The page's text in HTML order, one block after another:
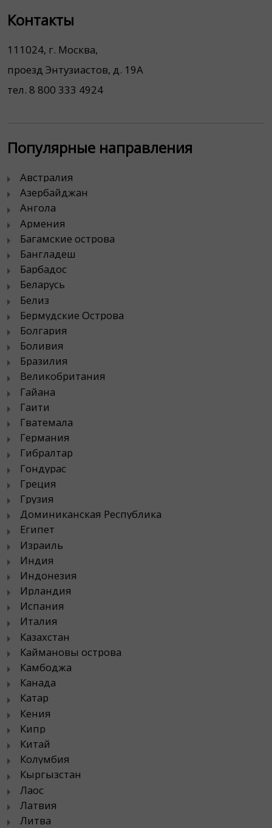
Контакты
111024, г. Москва,
проезд Энтузиастов, д. 19А
тел. 8 800 333 4924
Популярные направления
Австралия
Азербайджан
Ангола
Армения
Багамские острова
Бангладеш
Барбадос
Беларусь
Белиз
Бермудские Острова
Болгария
Боливия
Бразилия
Великобритания
Гайана
Гаити
Гватемала
Германия
Гибралтар
Гондурас
Греция
Грузия
Доминиканская Республика
Египет
Израиль
Индия
Индонезия
Ирландия
Испания
Италия
Казахстан
Каймановы острова
Камбоджа
Канада
Катар
Кения
Кипр
Китай
Колумбия
Кыргызстан
Лаос
Латвия
Литва